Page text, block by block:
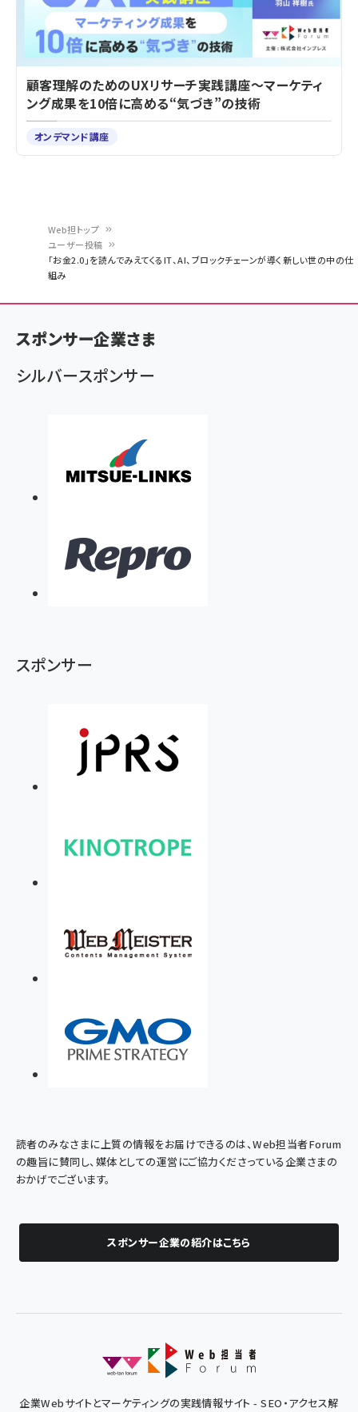
く
ず
Web担トップ
ユーザー投稿
「お金2.0」を読んでみえてくるIT、AI、ブロックチェーンが導く新しい世の中の仕
組み
顧客理解のためのUXリサーチ実践講座～マーケティ
ング成果を10倍に高める“気づき”の技術
オンデマンド講座
スポンサー企業さま
シルバースポンサー
スポンサー
読者のみなさまに上質の情報をお届けできるのは、Web担当者Forum
の趣旨に賛同し、媒体としての運営にご協力くださっている企業さまの
おかげでございます。
スポンサー企業の紹介はこちら
企業Webサイトとマーケティングの実践情報サイト - SEO・アクセス解